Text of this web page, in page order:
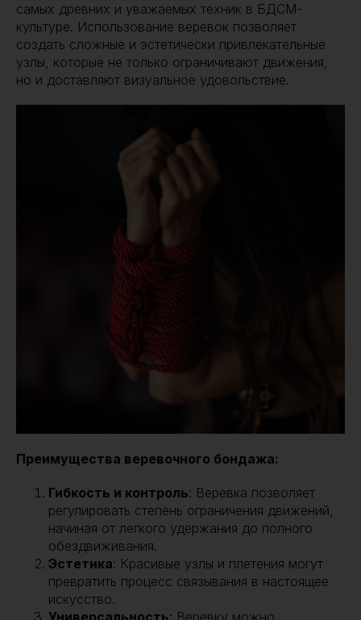
самых древних и уважаемых техник в БДСМ-
культуре. Использование веревок позволяет
создать сложные и эстетически привлекательные
узлы, которые не только ограничивают движения,
но и доставляют визуальное удовольствие.
Преимущества веревочного бондажа:
Гибкость и контроль: Веревка позволяет
регулировать степень ограничения движений,
начиная от легкого удержания до полного
обездвиживания.
Эстетика: Красивые узлы и плетения могут
превратить процесс связывания в настоящее
искусство.
Универсальность: Веревку можно